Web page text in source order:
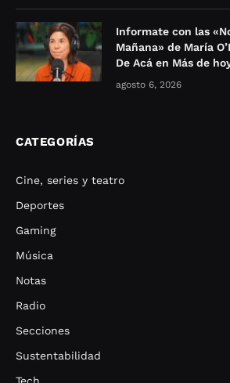
Informate con las
Mañana» de María
De Acá en Más de
agosto 6, 2026
CATEGORÍAS
Cine, series y teatro
Deportes
Gaming
Música
Notas
Radio
Secciones
Sustentabilidad